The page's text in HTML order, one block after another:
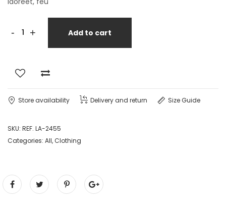
-
blazer
buttons
+ Add to cart
Store availability Delivery and return Size Guide
SKU: REF. LA-2455
Categories: All,Clothing